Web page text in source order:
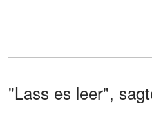
"Lass es leer",